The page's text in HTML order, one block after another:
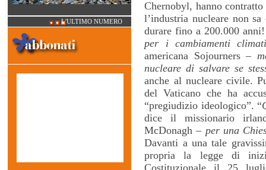
Chernobyl, hanno
l’industria nucleare non
durare fino a 200.000
per i cambiamenti
americana Sojourners –
nucleare di salvare se
anche al nucleare civile.
del Vaticano che ha
“pregiudizio ideologico”. “
dice il missionario
McDonagh – per una
Davanti a una tale
propria la legge di
Costituzionale il 25
L'ULTIMO NUMERO